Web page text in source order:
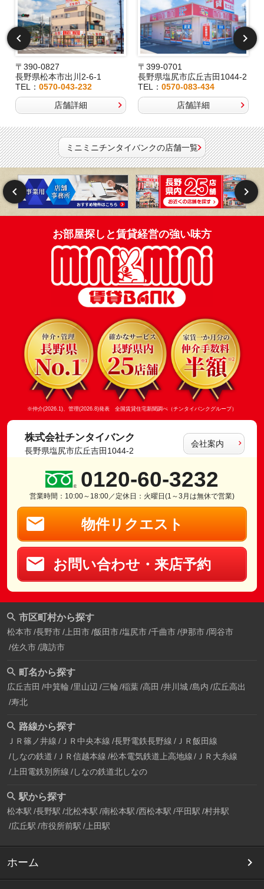
〒390-0827
長野県松本市出川2-6-1
TEL：0570-043-232
店舗詳細
〒399-0701
長野県塩尻市広丘吉田1044-2
TEL： 0570-083-434
店舗詳細
ミニミニチンタイバンクの店舗一覧
お部屋探しと賃貸経営の強い味方
※仲介(2026.1)、管理(2026.8)発表 全国賃貸住宅新聞調べ（チンタイバンクグループ）
株式会社チンタイバンク
長野県塩尻市広丘吉田1044-2
会社案内
0120-60-3232
営業時間：10:00～18:00／定休日：火曜日(1～3月は無休で営業)
物件リクエスト
お問い合わせ・来店予約
市区町村から探す
松本市 長野市 上田市 飯田市 塩尻市 千曲市 伊那市 岡谷市
佐久市 諏訪市
町名から探す
広丘吉田 中箕輪 里山辺 三輪 稲葉 高田 井川城 島内 広丘高出
寿北
路線から探す
ＪＲ篠ノ井線 ＪＲ中央本線 長野電鉄長野線 ＪＲ飯田線
しなの鉄道 ＪＲ信越本線 松本電気鉄道上高地線
ＪＲ大糸線
上田電鉄別所線 しなの鉄道北しなの
駅から探す
松本駅 長野駅 北松本駅 南松本駅 西松本駅 平田駅 村井駅
広丘駅 市役所前駅 上田駅
ホーム